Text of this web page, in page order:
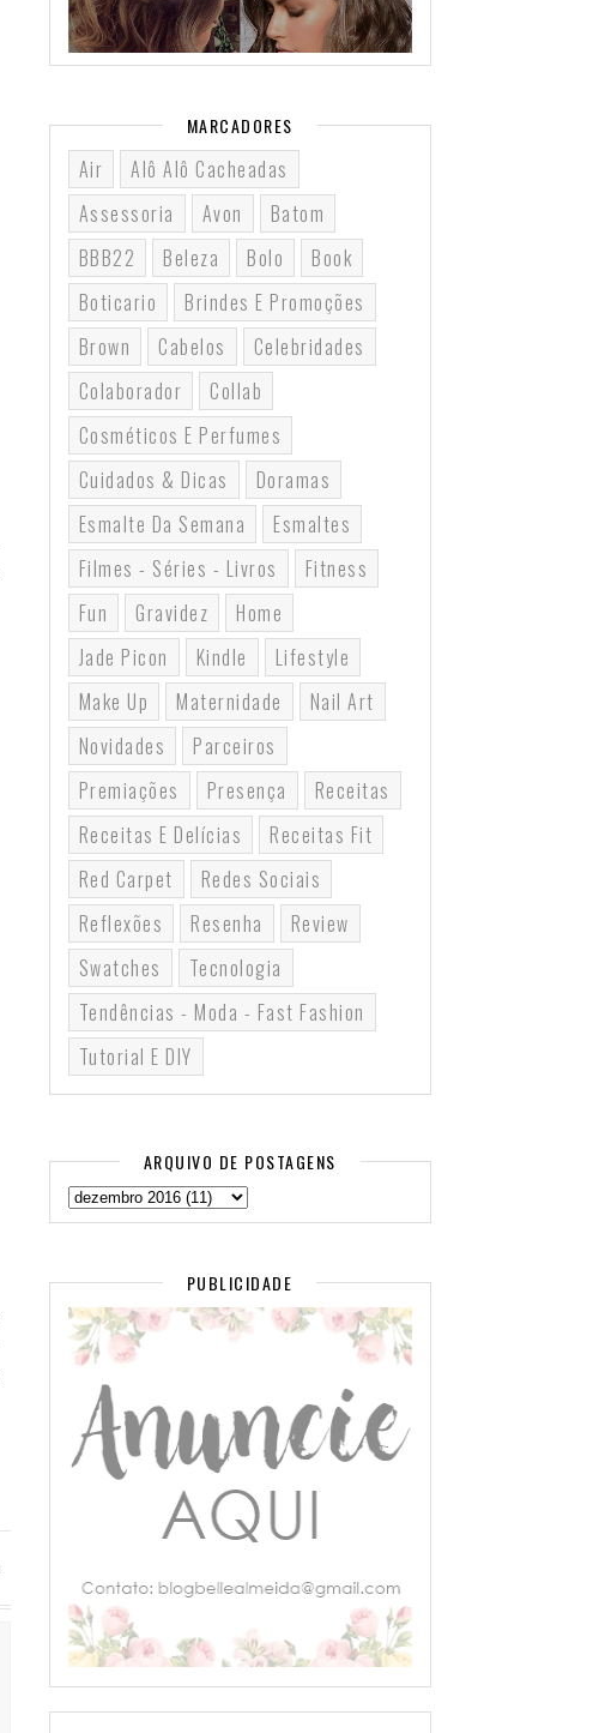
MARCADORES
Air
Alô Alô Cacheadas
Assessoria
Avon
Batom
BBB22
Beleza Bolo
Book
Boticario
Brindes E Promoções
Brown
Cabelos
Celebridades
Colaborador
Collab
Cosméticos E Perfumes
Cuidados & Dicas
Doramas
Esmalte Da Semana
Esmaltes
Filmes - Séries - Livros
Fitness
Fun
Gravidez
Home
Jade Picon
Kindle
Lifestyle
Make Up
Maternidade
Nail Art
Novidades
Parceiros
Premiações
Presença
Receitas
Receitas E Delícias
Receitas Fit
Red Carpet
Redes Sociais
Reflexões
Resenha
Review
Swatches
Tecnologia
Tendências - Moda - Fast Fashion
Tutorial E DIY
ARQUIVO DE POSTAGENS
PUBLICIDADE